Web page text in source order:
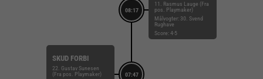
08:17
11. Rasmus Lauge (Fra
pos. Playmaker)
Målvogter: 30. Svend
Rughave
Score: 4-5
07:47
SKUD FORBI
22. Gustav Sunesen
(Fra pos. Playmaker)